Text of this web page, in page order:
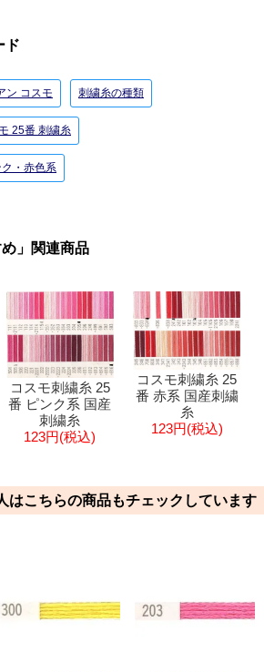
ド
ン コスモ 刺繍糸の種類
25番 刺繍糸
・赤色系
」関連商品
コスモ刺繍糸 25
番 ピンク系 国産
刺繍糸
123円(税込)
コスモ刺繍糸 25
番 赤系 国産刺繍
糸
123円(税込)
はこちらの商品もチェックしています